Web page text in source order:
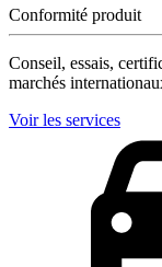
Conformité produit
Conseil, essais,
marchés
Voir les services